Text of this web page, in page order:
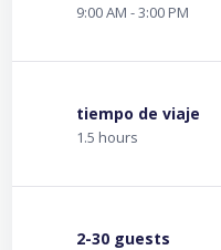
9:00 AM - 3:00 PM
tiempo de viaje
1.5 hours
2-30 guests